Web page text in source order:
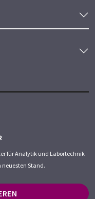
für Analytik und Labortechnik
neuesten Stand.